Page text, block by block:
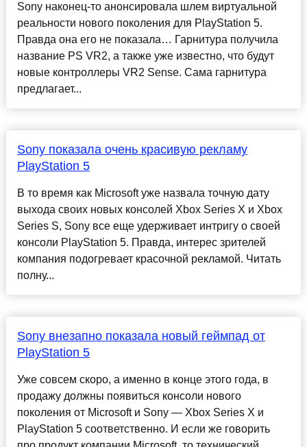
Sony наконец-то анонсировала шлем виртуальной
реальности нового поколения для PlayStation 5.
Правда она его не показала… Гарнитура получила
название PS VR2, а также уже известно, что будут
новые контроллеры VR2 Sense. Сама гарнитура
предлагает...
Sony показала очень красивую рекламу
PlayStation 5
В то время как Microsoft уже назвала точную дату
выхода своих новых консолей Xbox Series X и Xbox
Series S, Sony все еще удерживает интригу о своей
консоли PlayStation 5. Правда, интерес зрителей
компания подогревает красочной рекламой. Читать
полну...
Sony внезапно показала новый геймпад от
PlayStation 5
Уже совсем скоро, а именно в конце этого года, в
продажу должны появиться консоли нового
поколения от Microsoft и Sony — Xbox Series X и
PlayStation 5 соответственно. И если же говорить